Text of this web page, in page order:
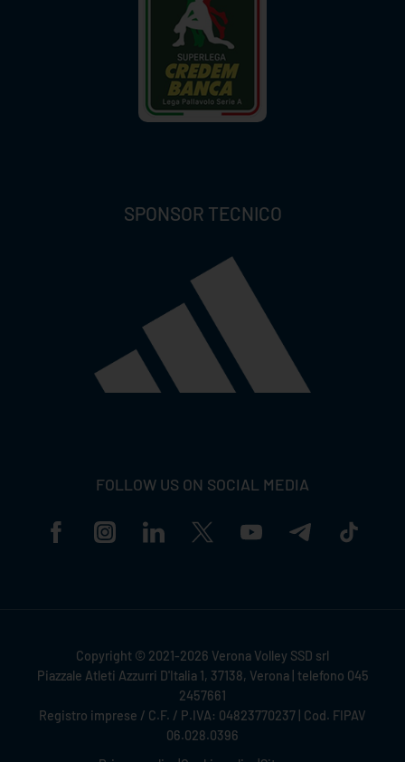
SPONSOR TECNICO
FOLLOW US ON SOCIAL MEDIA
Copyright © 2021-2026 Verona Volley SSD srl
Piazzale Atleti Azzurri D'Italia 1, 37138, Verona | telefono 045
2457661
Registro imprese / C.F. / P.IVA: 04823770237 | Cod. FIPAV
06.028.0396